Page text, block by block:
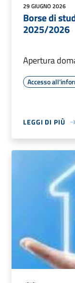
29 GIUGNO 2026
Borse di
2025/2026
Apertura
Accesso
LEGGI DI PIÙ